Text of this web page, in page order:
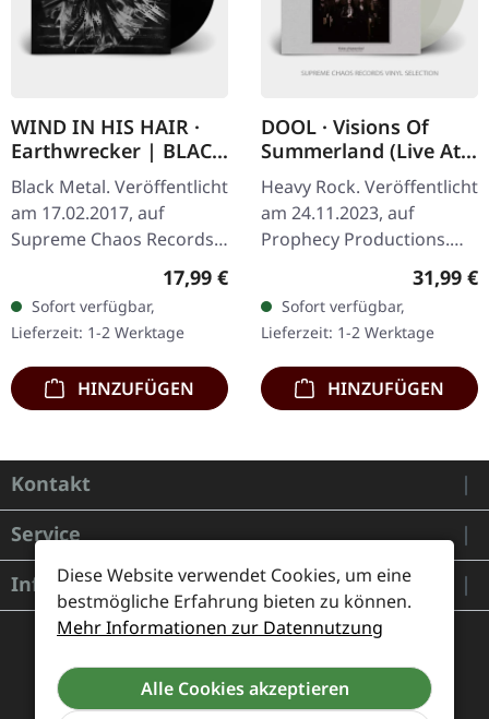
WIND IN HIS HAIR ·
Earthwrecker | BLACK
LP
Black Metal. Veröffentlicht
am 17.02.2017, auf
Supreme Chaos Records.
Schwarzes Vinyl mit
Insert, limitiert auf 150
handnummerierte
Exemplare. Diese…
Regulärer Preis:
17,99 €
Sofort verfügbar,
Lieferzeit: 1-2 Werktage
HINZUFÜGEN
DOOL · Visions Of
Summerland (Live At
Arminius Church
Rotterdam) |
TRANSPARENT 2LP
Heavy Rock. Veröffentlicht
am 24.11.2023, auf
Prophecy Productions.
Transparentes Doppel-
Vinyl im Gatefold-Cover
mit gefütterten
Innenhüllen, Poster…
31,99 €
Sofort verfügbar,
Lieferzeit: 1-2 Werktage
HINZUFÜGEN
Kontakt
Service
Informationen
Diese Website verwendet Cookies, um eine
bestmögliche Erfahrung bieten zu können.
Mehr Informationen zur Datennutzung
Alle Cookies akzeptieren